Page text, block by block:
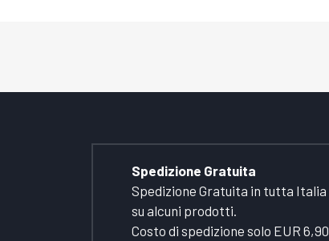
Spedizione Gratuita
Spedizione Gratuita in tutta Italia
su alcuni prodotti.
Costo di spedizione solo EUR 6,90.